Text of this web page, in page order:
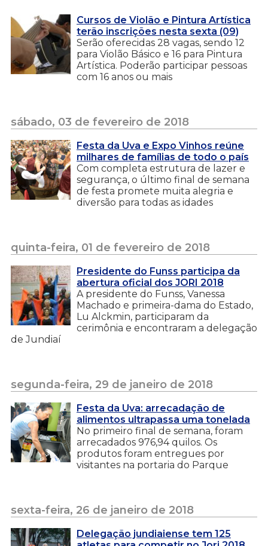
Cursos de Violão e Pintura Artística
terão inscrições nesta sexta (09)
Serão oferecidas 28 vagas, sendo 12
para Violão Básico e 16 para Pintura
Artística. Poderão participar pessoas
com 16 anos ou mais
sábado, 03 de fevereiro de 2018
Festa da Uva e Expo Vinhos reúne
milhares de famílias de todo o país
Com completa estrutura de lazer e
segurança, o último final de semana
de festa promete muita alegria e
diversão para todas as idades
quinta-feira, 01 de fevereiro de 2018
Presidente do Funss participa da
abertura oficial dos JORI 2018
A presidente do Funss, Vanessa
Machado e primeira-dama do Estado,
Lu Alckmin, participaram da
cerimônia e encontraram a delegação
de Jundiaí
segunda-feira, 29 de janeiro de 2018
Festa da Uva: arrecadação de
alimentos ultrapassa uma tonelada
No primeiro final de semana, foram
arrecadados 976,94 quilos. Os
produtos foram entregues por
visitantes na portaria do Parque
sexta-feira, 26 de janeiro de 2018
Delegação jundiaiense tem 125